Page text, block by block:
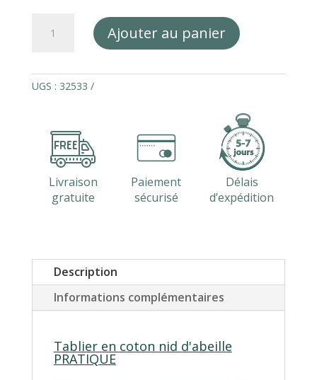
coton
PRATIQUE
Ajouter au panier
UGS : 32533
Livraison
gratuite
Paiement
sécurisé
Délais
d’expédition
Description
Informations complémentaires
Tablier en coton nid d'abeille
PRATIQUE